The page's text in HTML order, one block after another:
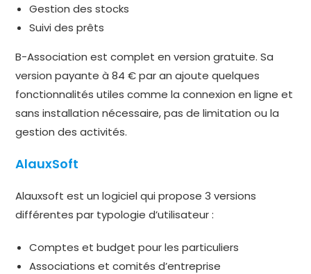
Gestion des stocks
Suivi des prêts
B-Association est complet en version gratuite. Sa
version payante à 84 € par an ajoute quelques
fonctionnalités utiles comme la connexion en ligne et
sans installation nécessaire, pas de limitation ou la
gestion des activités.
AlauxSoft
Alauxsoft est un logiciel qui propose 3 versions
différentes par typologie d’utilisateur :
Comptes et budget pour les particuliers
Associations et comités d’entreprise